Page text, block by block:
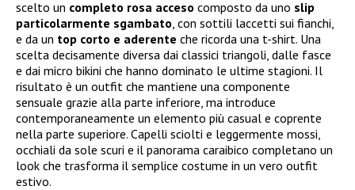
scelto un completo rosa acceso composto da uno slip
particolarmente sgambato , con sottili laccetti sui fianchi,
e da un top corto e aderente che ricorda una t-shirt. Una
scelta decisamente diversa dai classici triangoli, dalle fasce
e dai micro bikini che hanno dominato le ultime stagioni. Il
risultato è un outfit che mantiene una componente
sensuale grazie alla parte inferiore, ma introduce
contemporaneamente un elemento più casual e coprente
nella parte superiore. Capelli sciolti e leggermente mossi,
occhiali da sole scuri e il panorama caraibico completano un
look che trasforma il semplice costume in un vero outfit
estivo.